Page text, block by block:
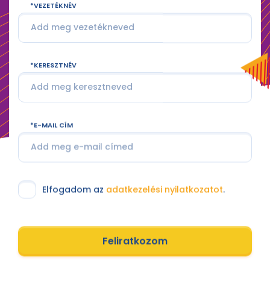
VEZETÉKNÉV
KERESZTNÉV
E-MAIL CÍM
Elfogadom az adatkezelési nyilatkozatot.
Feliratkozom